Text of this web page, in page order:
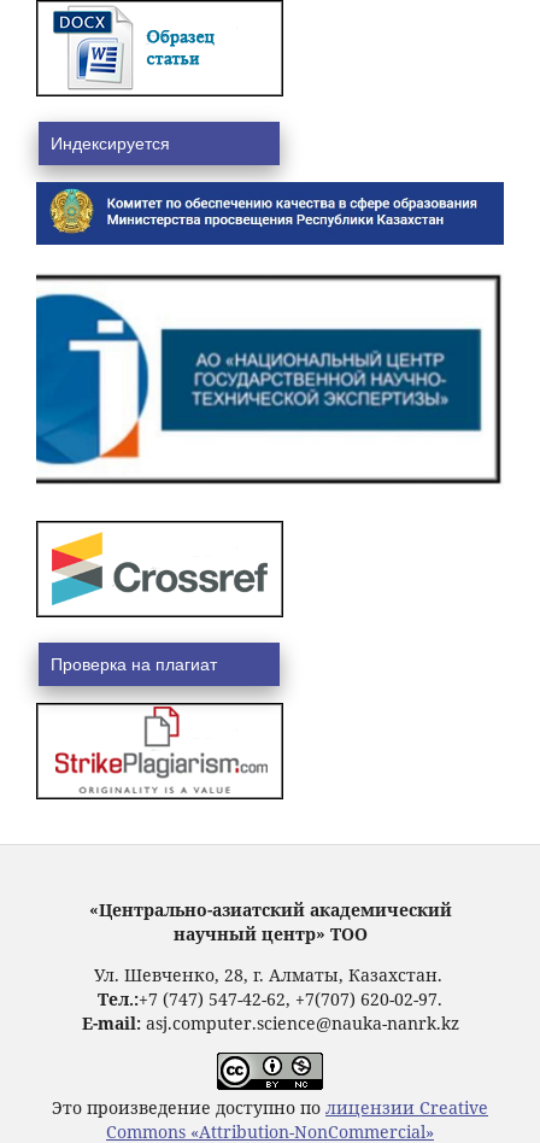
Индексируется
Проверка на плагиат
«Центрально-азиатский академический
научный центр» ТОО
Ул. Шевченко, 28, г. Алматы, Казахстан.
Тел.:+7 (747) 547-42-62, +7(707) 620-02-97.
E-mail:asj.computer.science@nauka-nanrk.kz
Это произведение доступно по лицензии Creative
Commons «Attribution-NonCommercial»